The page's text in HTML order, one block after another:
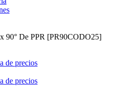
90° De PPR [PR90CODO25]
de precios
de precios